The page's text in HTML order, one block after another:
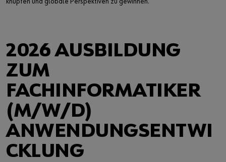
2026 AUSBILDUNG
ZUM
FACHINFORMATIKER
(M/W/D)
ANWENDUNGSENTWI
CKLUNG